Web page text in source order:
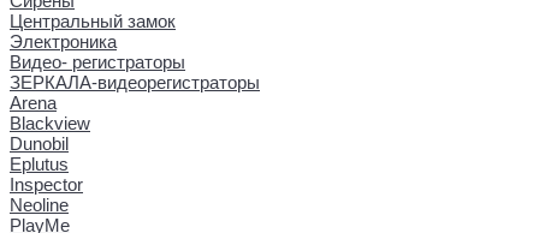
Центральный замок
Электроника
Видео- регистраторы
ЗЕРКАЛА-видеорегистраторы
Arena
Blackview
Dunobil
Eplutus
Inspector
Neoline
PlayMe